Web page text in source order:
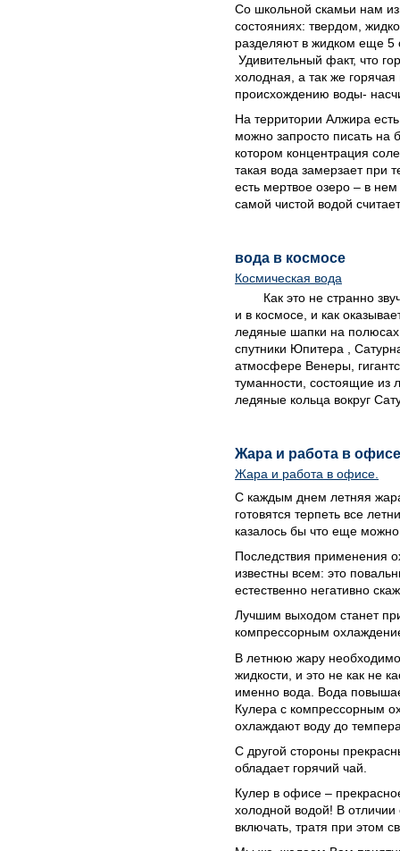
Со школьной скамьи нам
состояниях: твердом,
разделяют в жидком еще 5
Удивительный факт, что
холодная, а так же
происхождению воды-
На территории Алжира
можно запросто писать на
котором концентрация
такая вода замерзает при
есть мертвое озеро – в
самой чистой водой
вода в космосе
Космическая вода
Как это не странно
и в космосе, и как
ледяные шапки на
спутники Юпитера ,
атмосфере Венеры,
туманности, состоящие из
ледяные кольца вокруг
Жара и работа в
Жара и работа в офисе.
С каждым днем летняя
готовятся терпеть все
казалось бы что еще
Последствия применения
известны всем: это
естественно негативно
Лучшим выходом станет
компрессорным
В летнюю жару
жидкости, и это не как не
именно вода. Вода
Кулера с компрессорным
охлаждают воду до
С другой стороны
обладает горячий чай.
Кулер в офисе –
холодной водой! В отличии
включать, тратя при этом